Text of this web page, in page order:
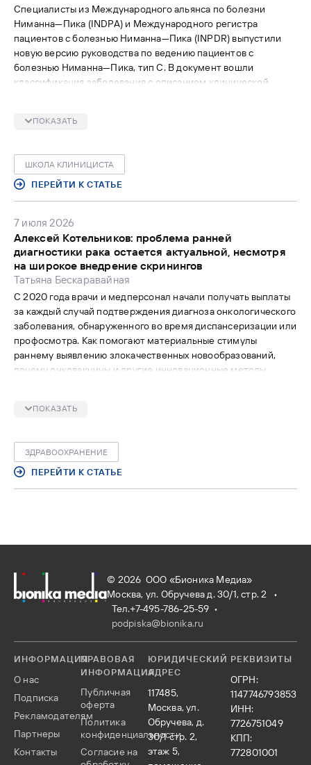
Специалисты из Международного альянса по болезни
Ниманна—Пика (INDPA) и Международного регистра
пациентов с болезнью Ниманна—Пика (INPDR) выпустили
новую версию руководства по ведению пациентов с
болезнью Ниманна—Пика, тип С. В документ вошли
классификация заболевания с описанием клинической
коррекции симптоматики для улучшения качества жизни.
ПОКАЗАТЬ
ШКОЛА КЛИНИЦИСТА
ПЕРЕЙТИ К СТАТЬЕ
7 июля 2026
Алексей Котельников: проблема ранней
диагностики рака остается актуальной, несмотря
на широкое внедрение скринингов
Татьяна Бескаравайная
С 2020 года врачи и медперсонал начали получать выплаты
за каждый случай подтверждения диагноза онкологического
заболевания, обнаруженного во время диспансеризации или
профосмотра. Как помогают материальные стимулы
раннему выявлению злокачественных новообразований,
почему онковакцины и другие инновационные методы
действительности мнение, что онкология «молодеет», и как
активность российских авторов в иностранных изданиях в
интервью «МВ» рассказал профессор кафедры
госпитальной хирургии № 2 Первого МГМУ им. И.М.
Сеченова, врач-хирург, онколог, докт. мед. наук,
ПОКАЗАТЬ
ЗДРАВООХРАНЕНИЕ
ПЕРЕЙТИ К СТАТЬЕ
© 2026 ООО «Бионика Медиа»
Москва, ул. Обручева д. 30/1, стр. 2 •
Тел.+7-495-786-25-59 •
podpiska@bionika.ru
ИНФОРМАЦИЯ
О нас
Подписка
Рекламодателям
Партнеры
Контакты
ПРАВОВАЯ
ИНФОРМАЦИЯ
Публичная
оферта
Политика
конфиденциальности
Согласие на
ЮРИДИЧЕСКИЙ
АДРЕС
117485,
Москва, ул.
Обручева, д.
30/1 стр. 2,
этаж 5,
РЕКВИЗИТЫ
ОГРН:
1147746793853
ИНН:
7726751049
КПП:
772801001